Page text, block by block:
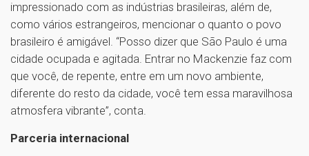
impressionado com as indústrias brasileiras, além de,
como vários estrangeiros, mencionar o quanto o povo
brasileiro é amigável. “Posso dizer que São Paulo é uma
cidade ocupada e agitada. Entrar no Mackenzie faz com
que você, de repente, entre em um novo ambiente,
diferente do resto da cidade, você tem essa maravilhosa
atmosfera vibrante”, conta.
Parceria internacional